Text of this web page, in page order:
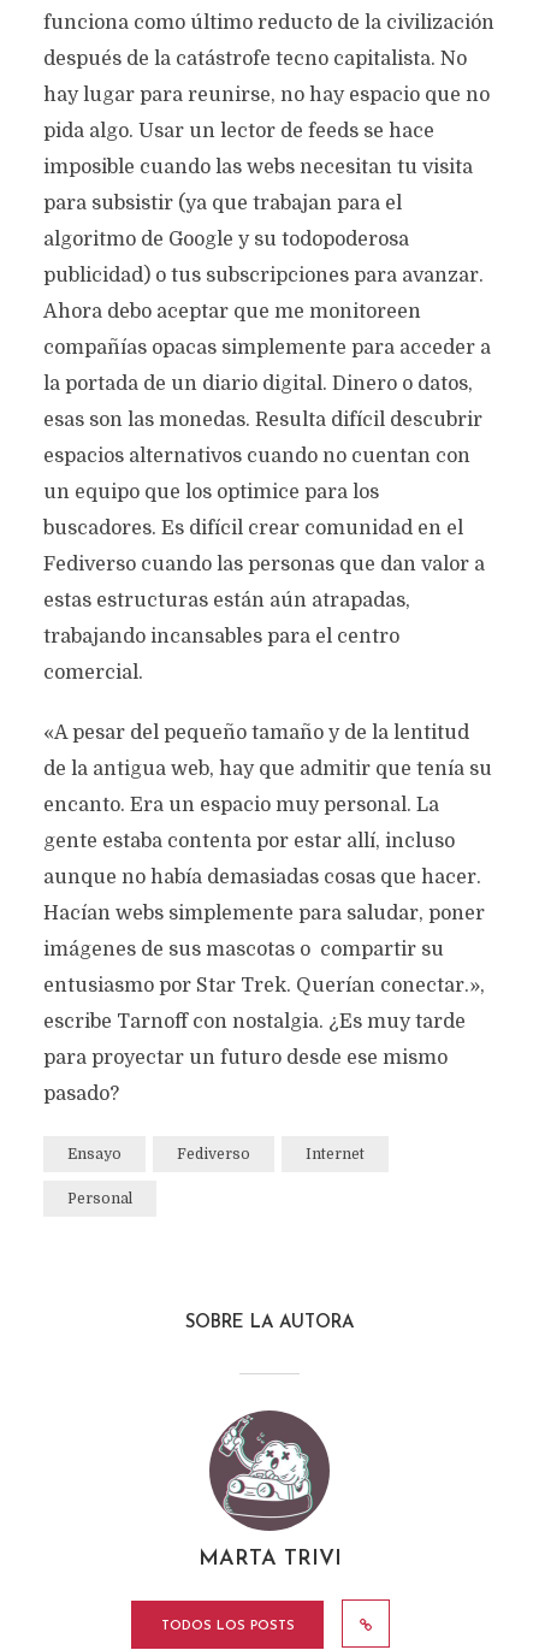
funciona como último reducto de la civilización
después de la catástrofe tecno capitalista. No
hay lugar para reunirse, no hay espacio que no
pida algo. Usar un lector de feeds se hace
imposible cuando las webs necesitan tu visita
para subsistir (ya que trabajan para el
algoritmo de Google y su todopoderosa
publicidad) o tus subscripciones para avanzar.
Ahora debo aceptar que me monitoreen
compañías opacas simplemente para acceder a
la portada de un diario digital. Dinero o datos,
esas son las monedas. Resulta difícil descubrir
espacios alternativos cuando no cuentan con
un equipo que los optimice para los
buscadores. Es difícil crear comunidad en el
Fediverso cuando las personas que dan valor a
estas estructuras están aún atrapadas,
trabajando incansables para el centro
comercial.
«A pesar del pequeño tamaño y de la lentitud
de la antigua web, hay que admitir que tenía su
encanto. Era un espacio muy personal. La
gente estaba contenta por estar allí, incluso
aunque no había demasiadas cosas que hacer.
Hacían webs simplemente para saludar, poner
imágenes de sus mascotas o compartir su
entusiasmo por Star Trek. Querían conectar.»,
escribe Tarnoff con nostalgia. ¿Es muy tarde
para proyectar un futuro desde ese mismo
pasado?
Ensayo Fediverso Internet
Personal
SOBRE LA AUTORA
MARTA TRIVI
TODOS LOS POSTS